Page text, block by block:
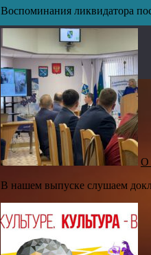
Воспоминания ликвидатора
О
В нашем выпуске слушаем